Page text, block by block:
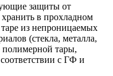
защиты от
в прохладном
из непроницаемых
(стекла, металла,
тары,
с ГФ и